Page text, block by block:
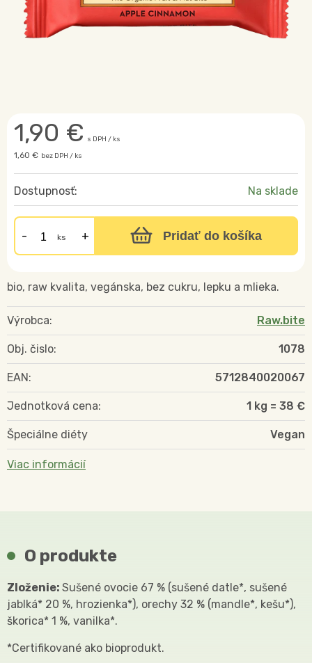
1,90 € s DPH / ks
1,60 € bez DPH / ks
Dostupnosť: Na sklade
ks Pridať do košíka
bio, raw kvalita, vegánska, bez cukru, lepku a mlieka.
Výrobca: Raw.bite
Obj. čislo: 1078
EAN: 5712840020067
Jednotková cena: 1 kg = 38 €
Špeciálne diéty Vegan
Viac informácií
O produkte
Zloženie: Sušené ovocie 67 % (sušené datle*, sušené
jablká* 20 %, hrozienka*), orechy 32 % (mandle*, kešu*),
škorica* 1 %, vanilka*.
*Certifikované ako bioprodukt.